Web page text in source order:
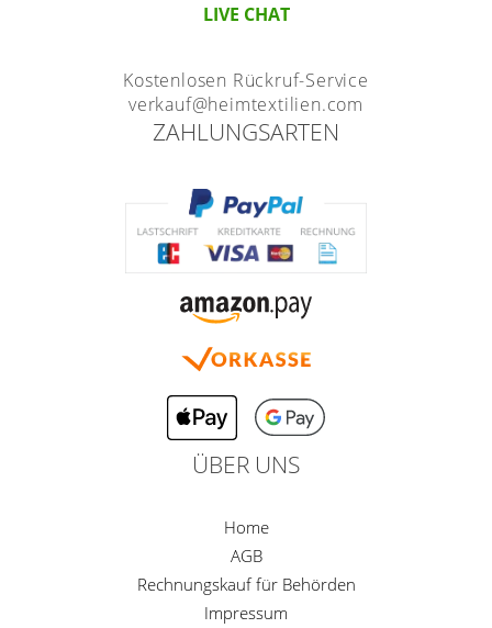
LIVE CHAT
Kostenlosen Rückruf-Service
verkauf@heimtextilien.com
ZAHLUNGSARTEN
ÜBER UNS
Home
AGB
Rechnungskauf für Behörden
Impressum